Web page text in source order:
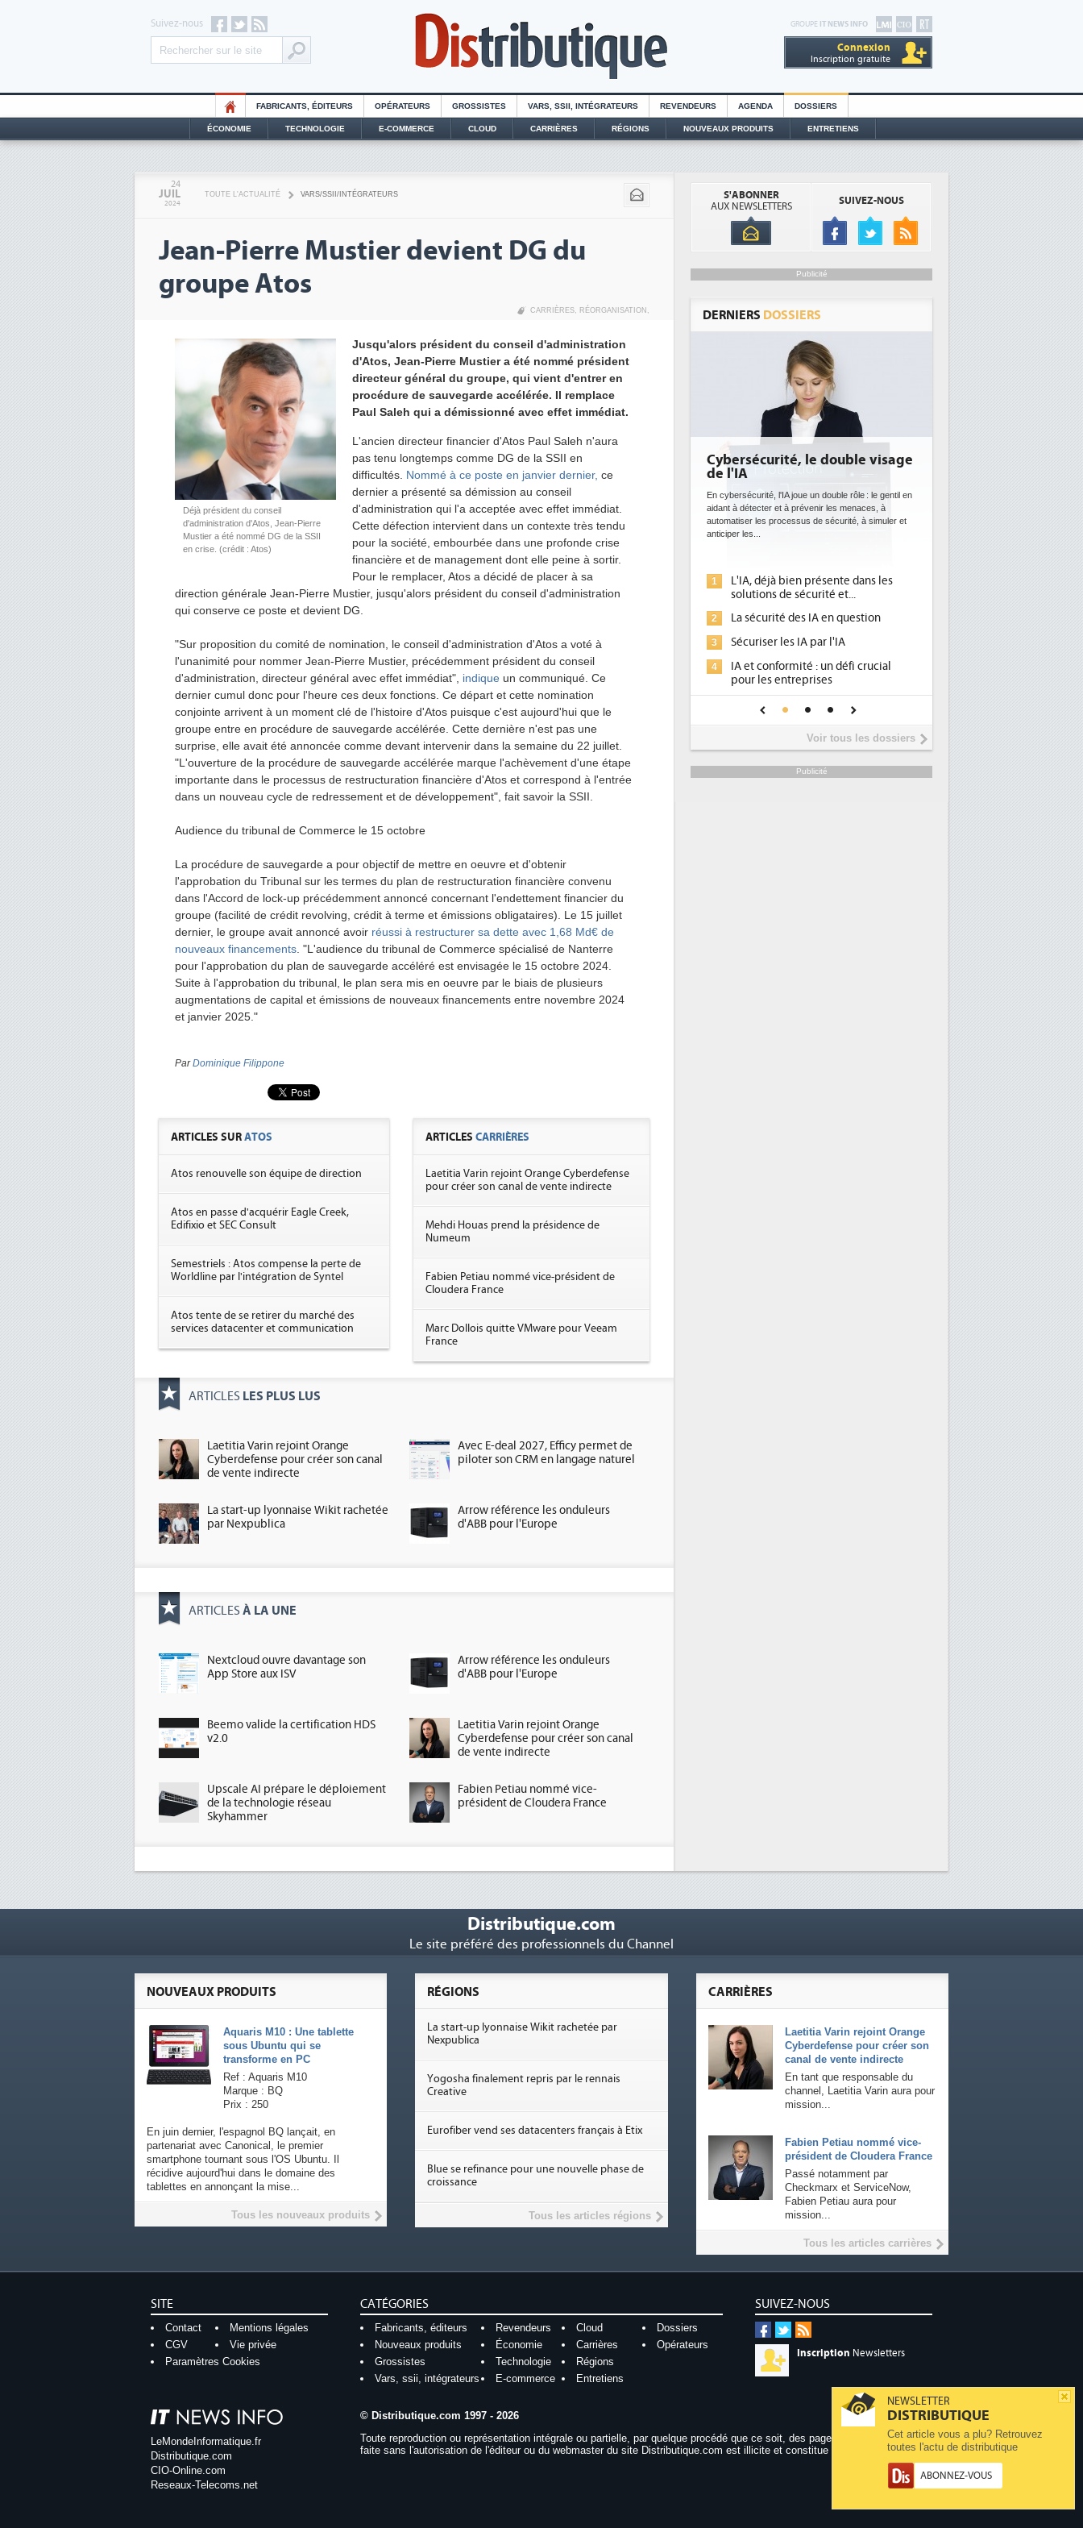
GROUPE IT NEWS INFO
Connexion
Inscription gratuite
Suivez-nous
FABRICANTS, ÉDITEURS OPÉRATEURS GROSSISTES VARS, SSII, INTÉGRATEURS REVENDEURS AGENDA DOSSIERS
ÉCONOMIE TECHNOLOGIE E-COMMERCE CLOUD CARRIÈRES RÉGIONS NOUVEAUX PRODUITS ENTRETIENS
24
JUIL
2024
TOUTE L'ACTUALITÉ VARS/SSII/INTÉGRATEURS
Jean-Pierre Mustier devient DG du
groupe Atos
CARRIÈRES, RÉORGANISATION ,
Déjà président du conseil
d'administration d'Atos, Jean-Pierre
Mustier a été nommé DG de la SSII
en crise. (crédit : Atos)
Jusqu'alors président du conseil d'administration
d'Atos, Jean-Pierre Mustier a été nommé président
directeur général du groupe, qui vient d'entrer en
procédure de sauvegarde accélérée. Il remplace
Paul Saleh qui a démissionné avec effet immédiat.
L'ancien directeur financier d'Atos Paul Saleh n'aura
pas tenu longtemps comme DG de la SSII en
difficultés. Nommé à ce poste en janvier dernier, ce
dernier a présenté sa démission au conseil
d'administration qui l'a acceptée avec effet immédiat.
Cette défection intervient dans un contexte très tendu
pour la société, embourbée dans une profonde crise
financière et de management dont elle peine à sortir.
Pour le remplacer, Atos a décidé de placer à sa
direction générale Jean-Pierre Mustier, jusqu'alors président du conseil d'administration
qui conserve ce poste et devient DG.
"Sur proposition du comité de nomination, le conseil d'administration d'Atos a voté à
l'unanimité pour nommer Jean-Pierre Mustier, précédemment président du conseil
d'administration, directeur général avec effet immédiat", indique un communiqué. Ce
dernier cumul donc pour l'heure ces deux fonctions. Ce départ et cette nomination
conjointe arrivent à un moment clé de l'histoire d'Atos puisque c'est aujourd'hui que le
groupe entre en procédure de sauvegarde accélérée. Cette dernière n'est pas une
surprise, elle avait été annoncée comme devant intervenir dans la semaine du 22 juillet.
"L'ouverture de la procédure de sauvegarde accélérée marque l'achèvement d'une étape
importante dans le processus de restructuration financière d'Atos et correspond à l'entrée
dans un nouveau cycle de redressement et de développement", fait savoir la SSII.
Audience du tribunal de Commerce le 15 octobre
La procédure de sauvegarde a pour objectif de mettre en oeuvre et d'obtenir
l'approbation du Tribunal sur les termes du plan de restructuration financière convenu
dans l'Accord de lock-up précédemment annoncé concernant l'endettement financier du
groupe (facilité de crédit revolving, crédit à terme et émissions obligataires). Le 15 juillet
dernier, le groupe avait annoncé avoir réussi à restructurer sa dette avec 1,68 Md€ de
nouveaux financements . "L'audience du tribunal de Commerce spécialisé de Nanterre
pour l'approbation du plan de sauvegarde accéléré est envisagée le 15 octobre 2024.
Suite à l'approbation du tribunal, le plan sera mis en oeuvre par le biais de plusieurs
augmentations de capital et émissions de nouveaux financements entre novembre 2024
et janvier 2025."
ParDominique Filippone
ARTICLES SURATOS
Atos renouvelle son équipe de direction
Atos en passe d'acquérir Eagle Creek,
Edifixio et SEC Consult
Semestriels : Atos compense la perte de
Worldline par l'intégration de Syntel
Atos tente de se retirer du marché des
services datacenter et communication
ARTICLESCARRIÈRES
Laetitia Varin rejoint Orange Cyberdefense
pour créer son canal de vente indirecte
Mehdi Houas prend la présidence de
Numeum
Fabien Petiau nommé vice-président de
Cloudera France
Marc Dollois quitte VMware pour Veeam
France
ARTICLES LES PLUS LUS
Laetitia Varin rejoint Orange
Cyberdefense pour créer son canal
de vente indirecte
Avec E-deal 2027, Efficy permet de
piloter son CRM en langage naturel
La start-up lyonnaise Wikit rachetée
par Nexpublica
Arrow référence les onduleurs
d'ABB pour l'Europe
ARTICLES À LA UNE
Nextcloud ouvre davantage son
App Store aux ISV
Arrow référence les onduleurs
d'ABB pour l'Europe
Beemo valide la certification HDS
v2.0
Laetitia Varin rejoint Orange
Cyberdefense pour créer son canal
de vente indirecte
Upscale AI prépare le déploiement
de la technologie réseau
Skyhammer
Fabien Petiau nommé vice-
président de Cloudera France
NEWSLETTER
DISTRIBUTIQUE
Cet article vous a plu? Retrouvez
toutes l'actu de distributique
ABONNEZ-VOUS
S'ABONNER
AUX NEWSLETTERS
SUIVEZ-NOUS
Publicité
DERNIERS DOSSIERS
Cybersécurité, le double visage
de l'IA
En cybersécurité, l'IA joue un double rôle : le gentil en
aidant à détecter et à prévenir les menaces, à
automatiser les processus de sécurité, à simuler et
anticiper les...
L'IA, déjà bien présente dans les
solutions de sécurité et...
La sécurité des IA en question
Sécuriser les IA par l'IA
IA et conformité : un défi crucial
pour les entreprises
Une IA de confiance pour une IA
DEE: l'efficacité
6
Voir tous les dossiers
Publicité
Distributique.com
Le site préféré des professionnels du Channel
CARRIÈRES
Laetitia Varin rejoint Orange
Cyberdefense pour créer son
canal de vente indirecte
En tant que responsable du
channel, Laetitia Varin aura pour
mission...
Fabien Petiau nommé vice-
président de Cloudera France
Passé notamment par
Checkmarx et ServiceNow,
Fabien Petiau aura pour
mission...
Tous les articles carrières
NOUVEAUX PRODUITS
Aquaris M10 : Une tablette
sous Ubuntu qui se
transforme en PC
Ref : Aquaris M10
Marque : BQ
Prix : 250
En juin dernier, l'espagnol BQ lançait, en
partenariat avec Canonical, le premier
smartphone tournant sous l'OS Ubuntu. Il
récidive aujourd'hui dans le domaine des
tablettes en annonçant la mise...
Tous les nouveaux produits
RÉGIONS
La start-up lyonnaise Wikit rachetée par
Nexpublica
Yogosha finalement repris par le rennais
Creative
Eurofiber vend ses datacenters français à Etix
Blue se refinance pour une nouvelle phase de
croissance
Tous les articles régions
SUIVEZ-NOUS
Inscription Newsletters
SITE
Contact
Mentions légales
CGV
Vie privée
Paramètres Cookies
CATÉGORIES
Fabricants, éditeurs Revendeurs Cloud
Dossiers
Nouveaux produits
Économie Carrières
Opérateurs
Grossistes
Technologie
Régions
Vars, ssii, intégrateurs
E-commerce Entretiens
LeMondeInformatique.fr
Distributique.com
CIO-Online.com
Reseaux-Telecoms.net
© Distributique.com 1997 - 2026
Toute reproduction ou représentation intégrale ou partielle, par quelque procédé que ce soit, des pages publiées sur ce site,
faite sans l'autorisation de l'éditeur ou du webmaster du site Distributique.com est illicite et constitue une contrefaçon.